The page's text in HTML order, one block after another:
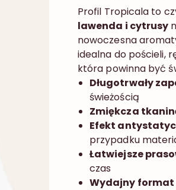
Profil Tropicala to
lawenda i cytrusy
nowoczesna
idealna do pościeli,
która powinna być
Długotrwały
świeżością
Zmiękcza
Efekt
przypadku
Łatwiejsze
czas
Wydajny format